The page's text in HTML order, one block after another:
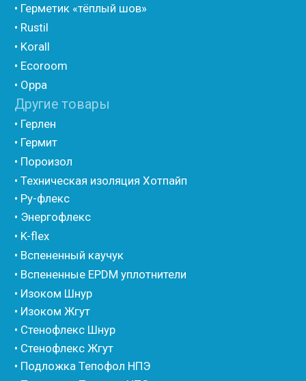
• Уплотнительный шнур HOT ROD XL
• ПСУЛ
• Ultima
• Дихтунгсбанд
• Фиброволокно
• Евроблок ИзоТехпро
• Евроблок Isodom
• Евроблок Penoterm
• Евроблок Порилекс
• Евроблок Стенофон